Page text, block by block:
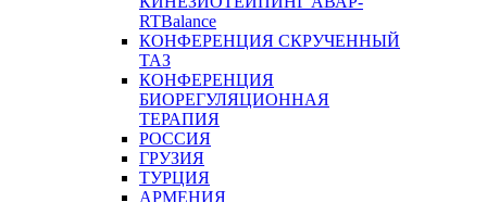
RTBalance
КОНФЕРЕНЦИЯ СКРУЧЕННЫЙ
ТАЗ
КОНФЕРЕНЦИЯ
БИОРЕГУЛЯЦИОННАЯ
ТЕРАПИЯ
РОССИЯ
ГРУЗИЯ
ТУРЦИЯ
АРМЕНИЯ